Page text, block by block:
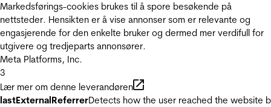
Markedsførings-cookies brukes til å spore besøkende på
nettsteder. Hensikten er å vise annonser som er relevante og
engasjerende for den enkelte bruker og dermed mer verdifull for
utgivere og tredjeparts annonsører.
Meta Platforms, Inc.
3
Lær mer om denne leverandøren
lastExternalReferrerDetects how the user reached the website